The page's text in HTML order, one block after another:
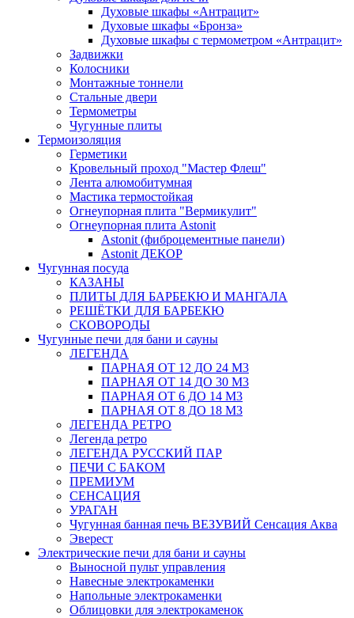
Духовые шкафы «Антрацит»
Духовые шкафы «Бронза»
Духовые шкафы с термометром «Антрацит»
Задвижки
Колосники
Монтажные тоннели
Стальные двери
Термометры
Чугунные плиты
Термоизоляция
Герметики
Кровельный проход "Мастер Флеш"
Лента алюмобитумная
Мастика термостойкая
Огнеупорная плита "Вермикулит"
Огнеупорная плита Astonit
Astonit (фиброцементные панели)
Astonit ДЕКОР
Чугунная посуда
КАЗАНЫ
ПЛИТЫ ДЛЯ БАРБЕКЮ И МАНГАЛА
РЕШЁТКИ ДЛЯ БАРБЕКЮ
СКОВОРОДЫ
Чугунные печи для бани и сауны
ЛЕГЕНДА
ПАРНАЯ ОТ 12 ДО 24 М3
ПАРНАЯ ОТ 14 ДО 30 М3
ПАРНАЯ ОТ 6 ДО 14 М3
ПАРНАЯ ОТ 8 ДО 18 М3
ЛЕГЕНДА РЕТРО
Легенда ретро
ЛЕГЕНДА РУССКИЙ ПАР
ПЕЧИ С БАКОМ
ПРЕМИУМ
СЕНСАЦИЯ
УРАГАН
Чугунная банная печь ВЕЗУВИЙ Сенсация Аква
Эверест
Электрические печи для бани и сауны
Выносной пульт управления
Навесные электрокаменки
Напольные электрокаменки
Облицовки для электрокаменок